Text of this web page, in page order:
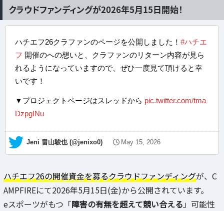
クラウドファンディングが2026年5月15日開始！
ハチエフ26クラファンのページを公開しました！ #ハチエ
フ 開催のへの想いと、クラファンのリターン内容が見ら
れるようになっていますので、ぜひ一度見て頂けると幸
いです！
▼プロジェクトページはスレッドから pic.twitter.com/tma
DzpgINu
— Jeni 畠山駿也 (@jenixo0) May 15, 2026
ハチエフ26の開催資金を募るクラウドファンディングが、C
AMPFIREにて2026年5月15日(金)から公開されています。
eスポーツがもつ「障害の有無を超えて競い合える 」可能性